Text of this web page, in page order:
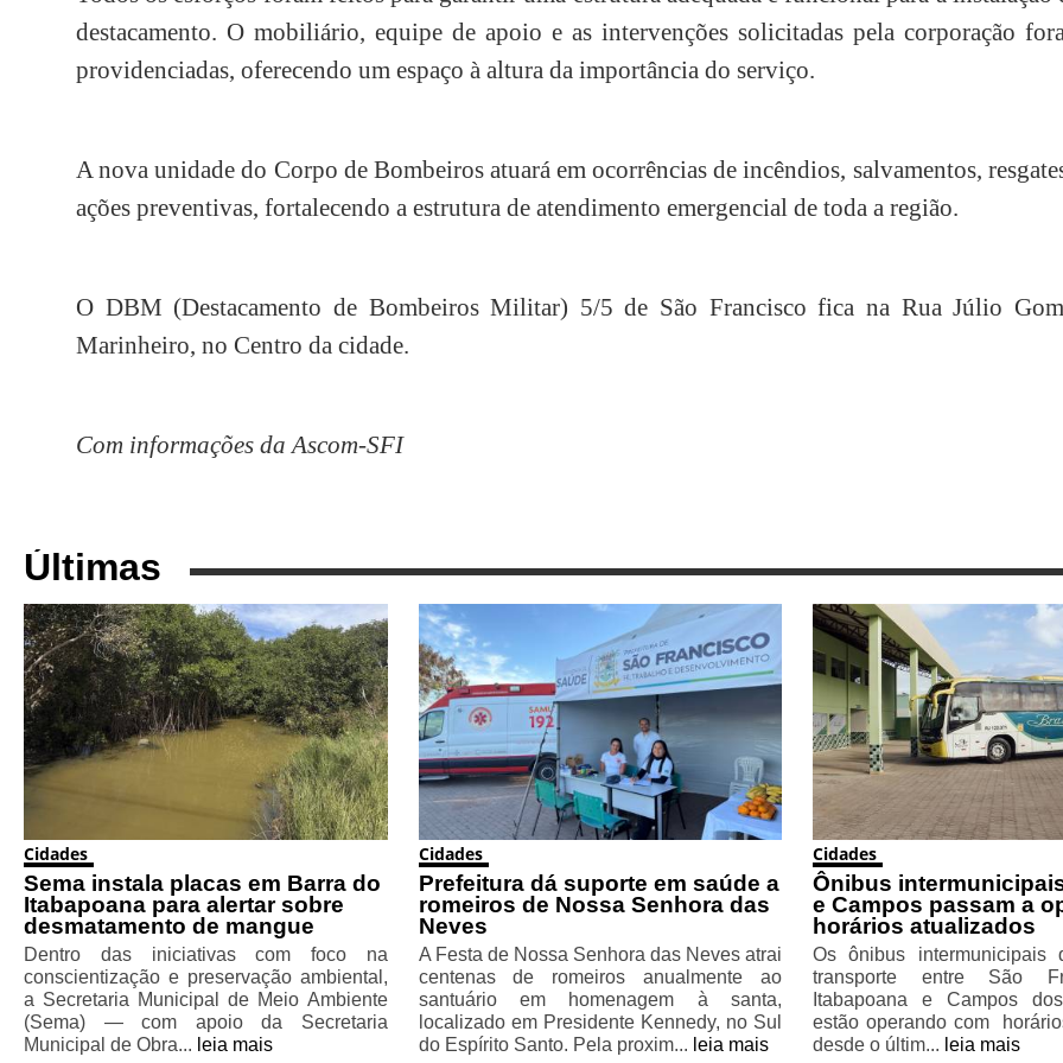
destacamento. O mobiliário, equipe de apoio e as intervenções solicitadas pela corporação
providenciadas, oferecendo um espaço à altura da importância do serviço.
A nova unidade do Corpo de Bombeiros atuará em ocorrências de incêndios, salvamentos,
ações preventivas, fortalecendo a estrutura de atendimento emergencial de toda a região.
O DBM (Destacamento de Bombeiros Militar) 5/5 de São Francisco fica na Rua Júlio
Marinheiro, no Centro da cidade.
Com informações da Ascom-SFI
Últimas
Cidades
Sema instala placas em Barra do
Itabapoana para alertar sobre
desmatamento de mangue
Dentro das iniciativas com foco na
conscientização e preservação ambiental,
a Secretaria Municipal de Meio Ambiente
(Sema) — com apoio da Secretaria
Municipal de Obra... leia mais
Cidades
Prefeitura dá suporte em saúde a
romeiros de Nossa Senhora das
Neves
A Festa de Nossa Senhora das Neves atrai
centenas de romeiros anualmente ao
santuário em homenagem à santa,
localizado em Presidente Kennedy, no Sul
do Espírito Santo. Pela proxim... leia mais
Cidades
Ônibus
e Campos passam a
horários atualizados
Os ônibus intermunicipais
transporte entre São
Itabapoana e Campos
estão operando com
desde o últim... leia mais